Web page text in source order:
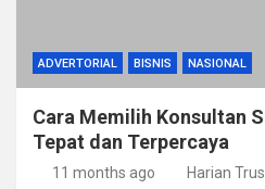
ADVERTORIAL BISNIS NASIONAL
Cara Memilih Konsultan
Tepat dan Terpercaya
11 months ago Harian